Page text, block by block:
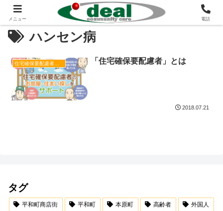
ハンセン病
住宅確保要配慮者居住支援 「住宅確保要配慮者」とは
2018.07.21
タグ
平和町商店街 平和町 本原町 高齢者 外国人
メニュー 電話